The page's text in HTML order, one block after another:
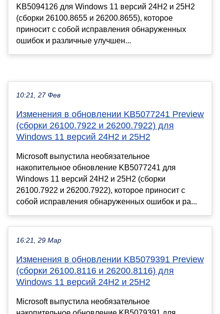
KB5094126 для Windows 11 версий 24H2 и 25H2
(сборки 26100.8655 и 26200.8655), которое
приносит с собой исправления обнаруженных
ошибок и различные улучшен...
10:21, 27 Фев
Изменения в обновлении KB5077241 Preview
(сборки 26100.7922 и 26200.7922) для
Windows 11 версий 24H2 и 25H2
Microsoft выпустила необязательное
накопительное обновление KB5077241 для
Windows 11 версий 24H2 и 25H2 (сборки
26100.7922 и 26200.7922), которое приносит с
собой исправления обнаруженных ошибок и ра...
16:21, 29 Мар
Изменения в обновлении KB5079391 Preview
(сборки 26100.8116 и 26200.8116) для
Windows 11 версий 24H2 и 25H2
Microsoft выпустила необязательное